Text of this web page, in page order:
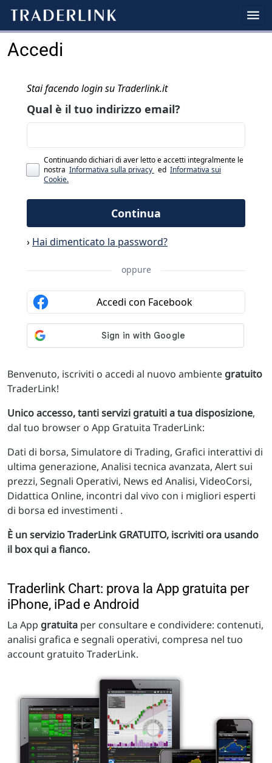
Accedi
Benvenuto, iscriviti o accedi al nuovo ambiente gratuito
TraderLink!
Unico accesso, tanti servizi gratuiti a tua disposizione,
dal tuo browser o App Gratuita TraderLink:
Dati di borsa, Simulatore di Trading, Grafici interattivi di
ultima generazione, Analisi tecnica avanzata, Alert sui
prezzi, Segnali Operativi, News ed Analisi, VideoCorsi,
Didattica Online, incontri dal vivo con i migliori esperti
di borsa ed investimenti .
È un servizio TraderLink GRATUITO, iscriviti ora usando
il box qui a fianco.
Traderlink Chart: prova la App gratuita per
iPhone, iPad e Android
La App gratuita per consultare e condividere: contenuti,
analisi grafica e segnali operativi, compresa nel tuo
account gratuito TraderLink.